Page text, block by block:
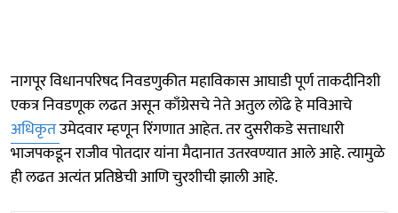
नागपूर विधानपरिषद निवडणुकीत महाविकास आघाडी पूर्ण ताकदीनिशी
एकत्र निवडणूक लढत असून काँग्रेसचे नेते अतुल लोंढे हे मविआचे
अधिकृतउमेदवार म्हणून रिंगणात आहेत. तर दुसरीकडे सत्ताधारी
भाजपकडून राजीव पोतदार यांना मैदानात उतरवण्यात आले आहे. त्यामुळे
ही लढत अत्यंत प्रतिष्ठेची आणि चुरशीची झाली आहे.